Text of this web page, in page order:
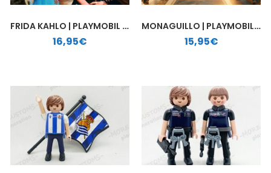
FRIDA KAHLO | PLAYMOBIL PERSONALIZADO
16,95€
MONAGUILLO | PLAYMOBIL PERSONALIZADO
15,95€